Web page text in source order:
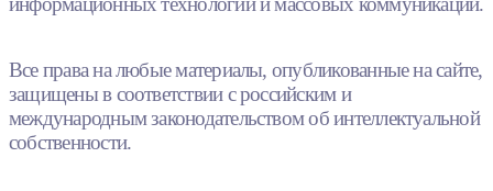
Все права на любые материалы, опубликованные на сайте,
защищены в соответствии с российским и
международным законодательством об интеллектуальной
собственности.